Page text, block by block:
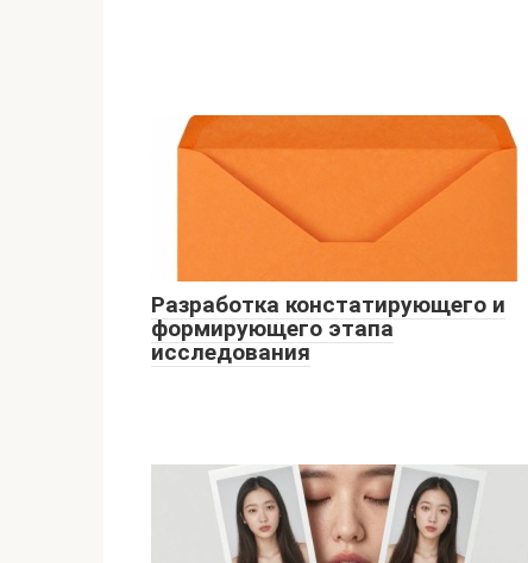
Разработка констатирующего и
формирующего этапа
исследования